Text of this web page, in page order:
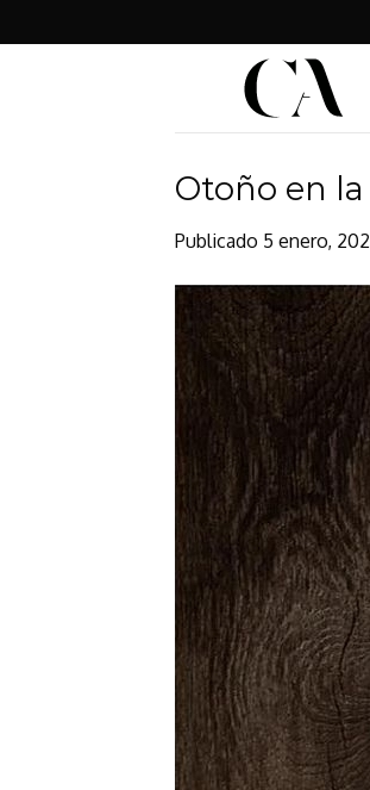
to
Otoño en
Publicado 5 enero,